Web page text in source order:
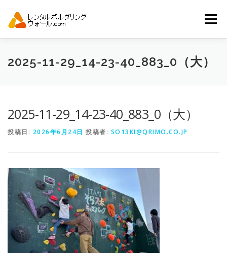
メニュー
トップ 自動見積り 商品一覧
2025-11-29_14-23-40_883_0（大）
2025-11-29_14-23-40_883_0（大）
投稿日: 2026年6月24日 投稿者: SO13KI@QRIMO.CO.JP